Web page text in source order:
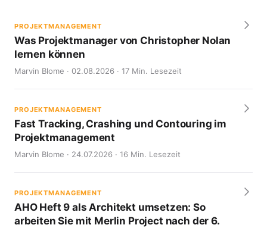
PROJEKTMANAGEMENT
Was Projektmanager von Christopher Nolan
lernen können
Marvin Blome · 02.08.2026 · 17 Min. Lesezeit
PROJEKTMANAGEMENT
Fast Tracking, Crashing und Contouring im
Projektmanagement
Marvin Blome · 24.07.2026 · 16 Min. Lesezeit
PROJEKTMANAGEMENT
AHO Heft 9 als Architekt umsetzen: So
arbeiten Sie mit Merlin Project nach der 6.